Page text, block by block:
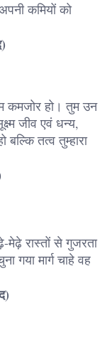
कमियों को
कमजोर हो। तुम उन
जीव एवं धन्य,
तत्व तुम्हारा
रास्तों से गुजरता
गया मार्ग चाहे वह